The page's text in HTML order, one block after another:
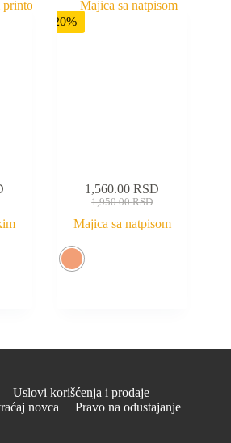
-20%
1,950.00RSD
1,560.00RSD
Majica sa natpisom
Uslovi korišćenja i prodaje
novca
Pravo na odustajanje